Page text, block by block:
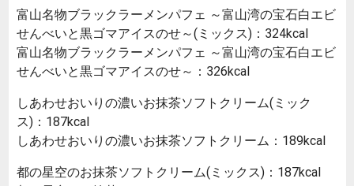
富山名物ブラックラーメンパフェ ～富山湾の宝石白エビ
せんべいと黒ゴマアイスのせ～(ミックス)：324kcal
富山名物ブラックラーメンパフェ ～富山湾の宝石白エビ
せんべいと黒ゴマアイスのせ～：326kcal
しあわせおいりの濃いお抹茶ソフトクリーム(ミック
ス)：187kcal
しあわせおいりの濃いお抹茶ソフトクリーム：189kcal
都の星空のお抹茶ソフトクリーム(ミックス)：187kcal